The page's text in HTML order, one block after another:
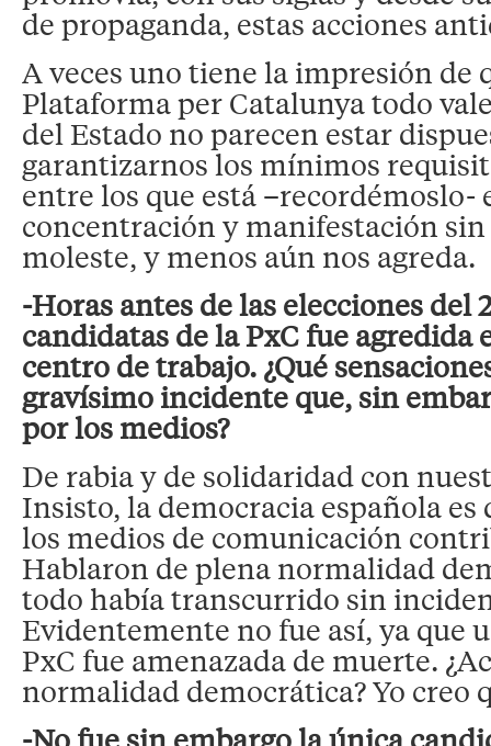
de propaganda, estas acciones
A veces uno tiene la impresión de
Plataforma per Catalunya todo
del Estado no parecen estar
garantizarnos los mínimos
entre los que está –recordémoslo-
concentración y manifestación sin
moleste, y menos aún nos agreda.
-Horas antes de las elecciones del
candidatas de la PxC fue agredida
centro de trabajo. ¿Qué
gravísimo incidente que, sin
por los medios?
De rabia y de solidaridad con
Insisto, la democracia española es
los medios de comunicación
Hablaron de plena normalidad
todo había transcurrido sin
Evidentemente no fue así, ya que
PxC fue amenazada de muerte.
normalidad democrática? Yo creo
-No fue sin embargo la única